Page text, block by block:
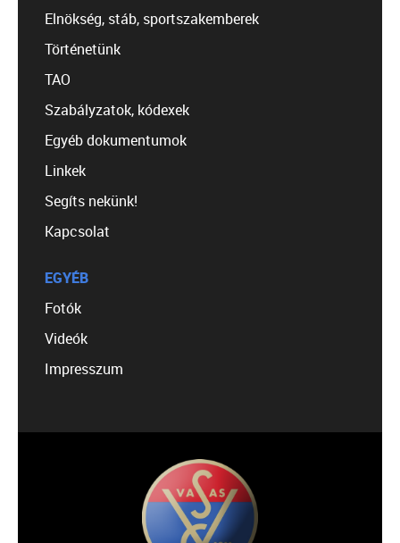
Elnökség, stáb, sportszakemberek
Történetünk
TAO
Szabályzatok, kódexek
Egyéb dokumentumok
Linkek
Segíts nekünk!
Kapcsolat
EGYÉB
Fotók
Videók
Impresszum